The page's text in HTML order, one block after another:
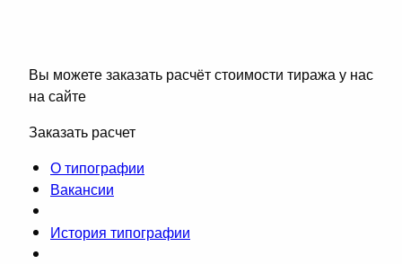
Вы можете заказать расчёт стоимости тиража у нас
на сайте
Заказать расчет
О типографии
Вакансии
История типографии